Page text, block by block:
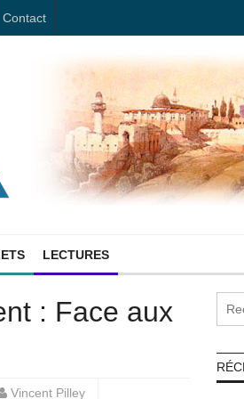
Contact
LECTURES
: Face aux
Vincent Pilley